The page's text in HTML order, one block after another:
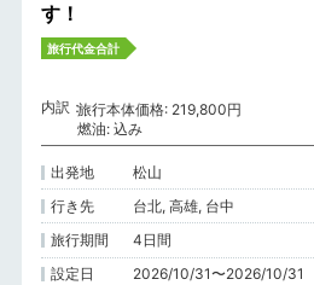
す！
旅行代金合計
内訳 旅行本体価格: 219,800円
燃油: 込み
出発地
松山
行き先
台北, 高雄, 台中
旅行期間
4日間
設定日
2026/10/31〜2026/10/31